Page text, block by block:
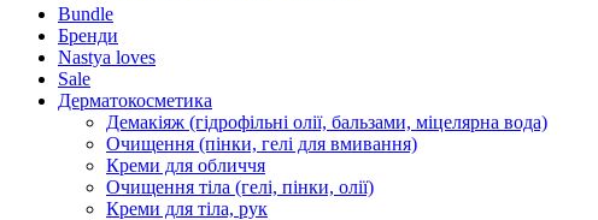
Bundle
Бренди
Nastya loves
Sale
Дерматокосметика
Демакіяж (гідрофільні олії, бальзами, міцелярна вода)
Очищення (пінки, гелі для вмивання)
Креми для обличчя
Очищення тіла (гелі, пінки, олії)
Креми для тіла, рук